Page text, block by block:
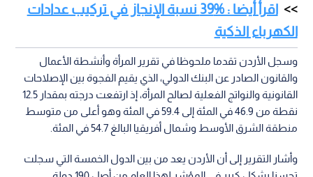
اقرأ أيضا : %39 نسبة الإنجاز في تركيب عدادات
الكهرباء الذكية
وسجل الأردن تقدما ملحوظا في تقرير المرأة وأنشطة الأعمال
والقانون الصادر عن البنك الدولي، الذي يقيم الفجوة بين الإصلاحات
القانونية والنواتج الفعلية لصالح المرأة، إذ ارتفعت درجته بمقدار 12.5
نقطة من 46.9 في المئة إلى 59.4 في المئة وهو أعلى من متوسط
منطقة الشرق الأوسط وشمال أفريقيا البالغ 54.7 في المئة.
وأشار التقرير إلى أن الأردن يعد من بين الدول الخمسة التي سجلت